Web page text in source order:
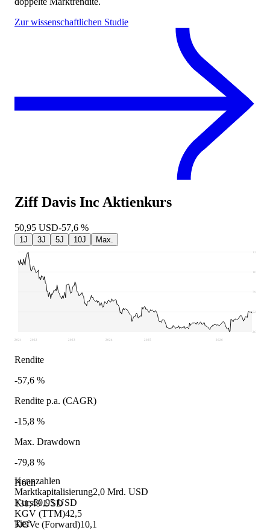
Kennzahlen
Marktkapitalisierung2,0 Mrd. USD
Kurs50,95 USD
KGV (TTM)42,5
KGVe (Forward)10,1
Zur wissenschaftlichen Studie
Ziff Davis Inc Aktienkurs
50,95 USD-57,6 %
1J 3J 5J 10J Max.
26,51
52,76
79
105,25
131,49
2021 2022 2023 2024 2025 2026
Rendite
-57,6 %
Rendite p.a. (CAGR)
-15,8 %
Max. Drawdown
-79,8 %
Hoch
131,49 USD
Tief